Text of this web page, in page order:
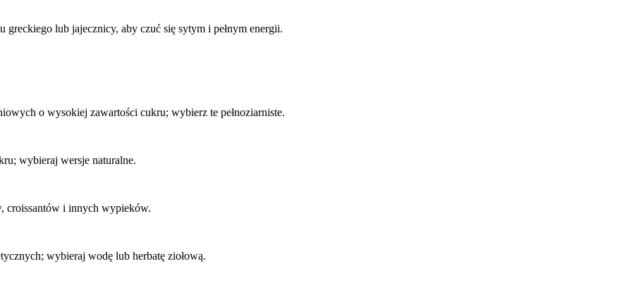
greckiego lub jajecznicy, aby czuć się sytym i pełnym energii.
o wysokiej zawartości cukru; wybierz te pełnoziarniste.
wybieraj wersje naturalne.
croissantów i innych wypieków.
wybieraj wodę lub herbatę ziołową.